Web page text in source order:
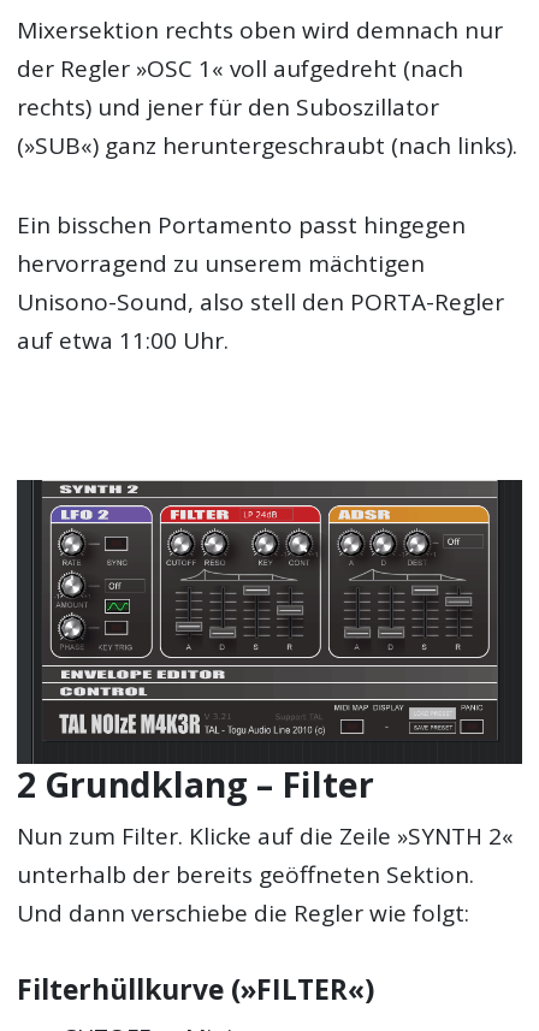
Mixersektion rechts oben wird demnach nur
der Regler »OSC 1« voll aufgedreht (nach
rechts) und jener für den Suboszillator
(»SUB«) ganz heruntergeschraubt (nach links).
Ein bisschen Portamento passt hingegen
hervorragend zu unserem mächtigen
Unisono-Sound, also stell den PORTA-Regler
auf etwa 11:00 Uhr.
2 Grundklang – Filter
Nun zum Filter. Klicke auf die Zeile »SYNTH 2«
unterhalb der bereits geöffneten Sektion.
Und dann verschiebe die Regler wie folgt:
Filterhüllkurve (»FILTER«)